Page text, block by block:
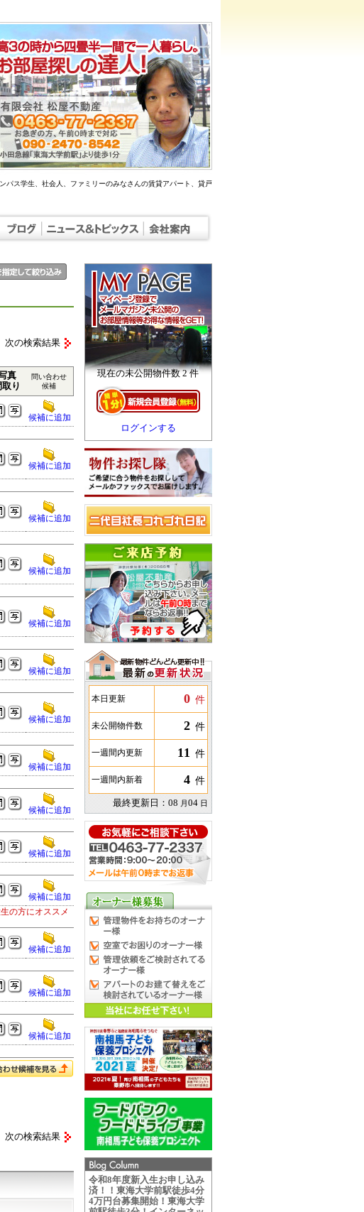
パス学生、社会人、ファミリーのみなさんの賃貸アパート、貸戸
現在の未公開物件数 2 件
ログインする
本日更新 0 件
未公開物件数 2 件
一週間内更新 11 件
一週間内新着 4 件
最終更新日：08 月04 日
令和8年度新入生お申し込み
済！！東海大学前駅徒歩4分
4万円台募集開始！東海大学
次の検索結果
真
取り
問い合わせ
候補
候補に追加
候補に追加
候補に追加
候補に追加
候補に追加
候補に追加
候補に追加
候補に追加
候補に追加
候補に追加
候補に追加
の方にオススメ
候補に追加
候補に追加
候補に追加
次の検索結果